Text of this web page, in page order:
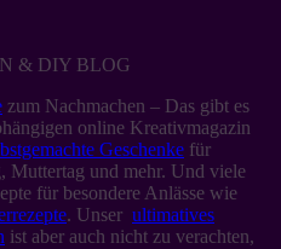
& DIY BLOG
zum Nachmachen – Das gibt es
online Kreativmagazin
Geschenke für
Muttertag und mehr. Und viele
für besondere Anlässe wie
. Unser ultimatives
ist aber auch nicht zu verachten,